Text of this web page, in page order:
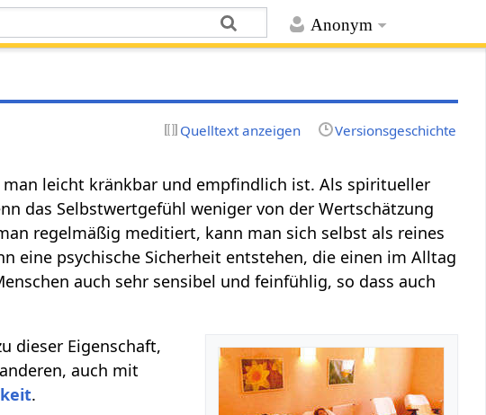
Anonym
Quelltext anzeigen Versionsgeschichte
leicht kränkbar und empfindlich ist. Als spiritueller
das Selbstwertgefühl weniger von der Wertschätzung
regelmäßig meditiert, kann man sich selbst als reines
eine psychische Sicherheit entstehen, die einen im Alltag
auch sehr sensibel und feinfühlig, so dass auch
dieser Eigenschaft,
auch mit
.